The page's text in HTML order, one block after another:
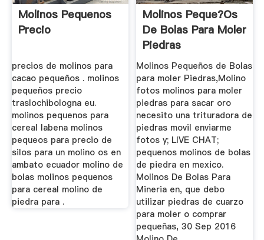
Molinos Pequenos
Precio
precios de molinos para
cacao pequeños . molinos
pequeños precio
traslochibologna eu.
molinos pequenos para
cereal labena molinos
pequeos para precio de
silos para un molino os en
ambato ecuador molino de
bolas molinos pequenos
para cereal molino de
piedra para .
Molinos Peque?os
De Bolas Para Moler
Piedras
Molinos Pequeños de Bolas
para moler Piedras,Molino
fotos molinos para moler
piedras para sacar oro
necesito una trituradora de
piedras movil enviarme
fotos y; LIVE CHAT;
pequenos molinos de bolas
de piedra en mexico.
Molinos De Bolas Para
Mineria en, que debo
utilizar piedras de cuarzo
para moler o comprar
pequeñas, 30 Sep 2016